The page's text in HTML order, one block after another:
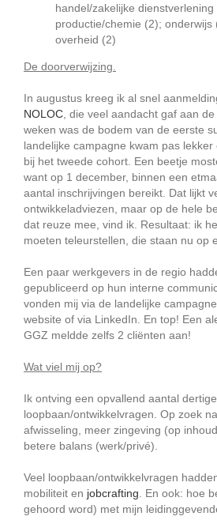
handel/zakelijke
productie/chemie (2); onderwijs
overheid (2)
De doorverwijzing.
In augustus kreeg ik al snel
NOLOC , die veel aandacht gaf aan
weken was de bodem van de eerste
landelijke campagne kwam pas lekker
bij het tweede cohort. Een beetje
want op 1 december, binnen een
aantal inschrijvingen bereikt. Dat lijkt
ontwikkeladviezen, maar op de hele
dat reuze mee, vind ik. Resultaat: ik
moeten teleurstellen, die staan nu op
Een paar werkgevers in de regio
gepubliceerd op hun interne
vonden mij via de landelijke
website of via LinkedIn. En top! Een
GGZ meldde zelfs 2 cliënten aan!
Wat viel mij op?
Ik ontving een opvallend aantal
loopbaan/ontwikkelvragen. Op zoek
afwisseling, meer zingeving (op
betere balans (werk/privé).
Veel loopbaan/ontwikkelvragen
mobiliteit en jobcrafting . En ook: hoe
gehoord word) met mijn